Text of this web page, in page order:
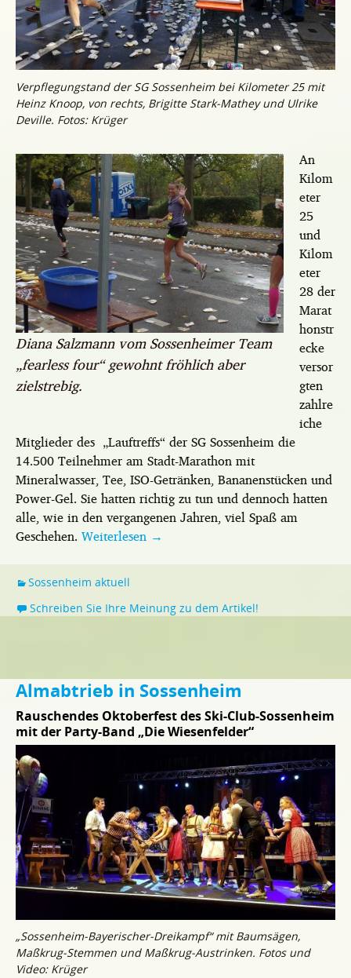
Verpflegungstand der SG Sossenheim bei Kilometer 25 mit
Heinz Knoop, von rechts, Brigitte Stark-Mathey und Ulrike
Deville. Fotos: Krüger
Diana Salzmann vom Sossenheimer Team
„fearless four“ gewohnt fröhlich aber
zielstrebig.
An
Kilom
eter
25
und
Kilom
eter
28 der
Marat
honstr
ecke
versor
gten
zahlre
iche
Mitglieder des „Lauftreffs“ der SG Sossenheim die
14.500 Teilnehmer am Stadt-Marathon mit
Mineralwasser, Tee, ISO-Getränken, Bananenstücken und
Power-Gel. Sie hatten richtig zu tun und dennoch hatten
alle, wie in den vergangenen Jahren, viel Spaß am
Geschehen. Weiterlesen →
Sossenheim aktuell
Schreiben Sie Ihre Meinung zu dem Artikel!
Almabtrieb in Sossenheim
Rauschendes Oktoberfest des Ski-Club-Sossenheim
mit der Party-Band „Die Wiesenfelder“
„Sossenheim-Bayerischer-Dreikampf“ mit Baumsägen,
Maßkrug-Stemmen und Maßkrug-Austrinken. Fotos und
Video: Krüger